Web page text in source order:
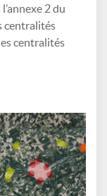
2 du
centralités
centralités